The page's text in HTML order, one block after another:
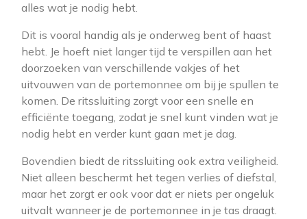
alles wat je nodig hebt.
Dit is vooral handig als je onderweg bent of haast
hebt. Je hoeft niet langer tijd te verspillen aan het
doorzoeken van verschillende vakjes of het
uitvouwen van de portemonnee om bij je spullen te
komen. De ritssluiting zorgt voor een snelle en
efficiënte toegang, zodat je snel kunt vinden wat je
nodig hebt en verder kunt gaan met je dag.
Bovendien biedt de ritssluiting ook extra veiligheid.
Niet alleen beschermt het tegen verlies of diefstal,
maar het zorgt er ook voor dat er niets per ongeluk
uitvalt wanneer je de portemonnee in je tas draagt.